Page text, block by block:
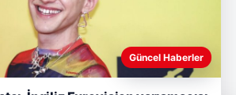
Güncel Haberler